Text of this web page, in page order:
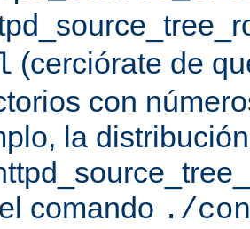
(cerciórate de
con
la
comando ./